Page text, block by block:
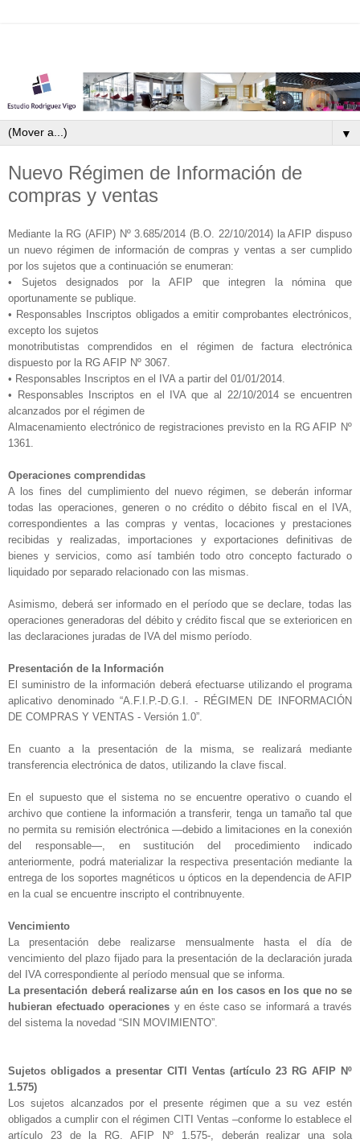
▼
Nuevo Régimen de Información de
compras y ventas
Mediante la RG (AFIP) Nº 3.685/2014 (B.O. 22/10/2014) la AFIP dispuso
un nuevo régimen de información de compras y ventas a ser cumplido
por los sujetos que a continuación se enumeran:
• Sujetos designados por la AFIP que integren la nómina que
oportunamente se publique.
• Responsables Inscriptos obligados a emitir comprobantes electrónicos,
excepto los sujetos
monotributistas comprendidos en el régimen de factura electrónica
dispuesto por la RG AFIP Nº 3067.
• Responsables Inscriptos en el IVA a partir del 01/01/2014.
• Responsables Inscriptos en el IVA que al 22/10/2014 se encuentren
alcanzados por el régimen de
Almacenamiento electrónico de registraciones previsto en la RG AFIP Nº
1361.
Operaciones comprendidas
A los fines del cumplimiento del nuevo régimen, se deberán informar
todas las operaciones, generen o no crédito o débito fiscal en el IVA,
correspondientes a las compras y ventas, locaciones y prestaciones
recibidas y realizadas, importaciones y exportaciones definitivas de
bienes y servicios, como así también todo otro concepto facturado o
liquidado por separado relacionado con las mismas.
Asimismo, deberá ser informado en el período que se declare, todas las
operaciones generadoras del débito y crédito fiscal que se exterioricen en
las declaraciones juradas de IVA del mismo período.
Presentación de la Información
El suministro de la información deberá efectuarse utilizando el programa
aplicativo denominado “A.F.I.P.-D.G.I. - RÉGIMEN DE INFORMACIÓN
DE COMPRAS Y VENTAS - Versión 1.0”.
En cuanto a la presentación de la misma, se realizará mediante
transferencia electrónica de datos, utilizando la clave fiscal.
En el supuesto que el sistema no se encuentre operativo o cuando el
archivo que contiene la información a transferir, tenga un tamaño tal que
no permita su remisión electrónica —debido a limitaciones en la conexión
del responsable—, en sustitución del procedimiento indicado
anteriormente, podrá materializar la respectiva presentación mediante la
entrega de los soportes magnéticos u ópticos en la dependencia de AFIP
en la cual se encuentre inscripto el contribnuyente.
Vencimiento
La presentación debe realizarse mensualmente hasta el día de
vencimiento del plazo fijado para la presentación de la declaración jurada
del IVA correspondiente al período mensual que se informa.
La presentación deberá realizarse aún en los casos en los que no se
hubieran efectuado operaciones y en éste caso se informará a través
del sistema la novedad “SIN MOVIMIENTO”.
Sujetos obligados a presentar CITI Ventas (artículo 23 RG AFIP Nº
1.575)
Los sujetos alcanzados por el presente régimen que a su vez estén
obligados a cumplir con el régimen CITI Ventas –conforme lo establece el
artículo 23 de la RG. AFIP Nº 1.575-, deberán realizar una sola